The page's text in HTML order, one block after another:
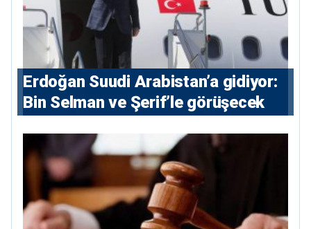
Erdoğan Suudi Arabistan’a gidiyor:
Bin Selman ve Şerif’le görüşecek